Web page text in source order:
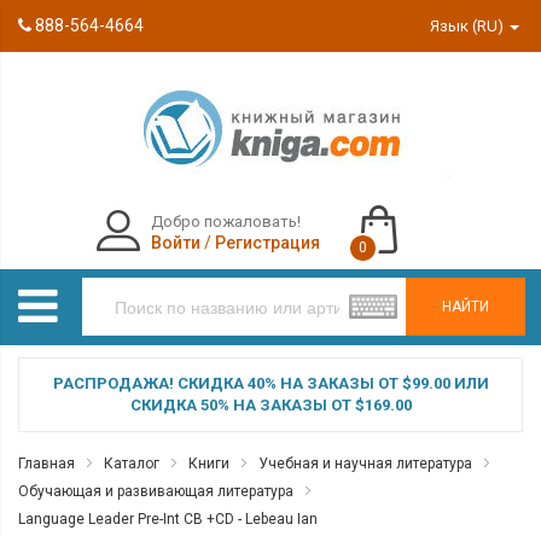
888-564-4664 Язык (RU)
НАЙТИ
Добро пожаловать!
Войти / Регистрация 0
РАСПРОДАЖА! СКИДКА 40% НА ЗАКАЗЫ ОТ $99.00 ИЛИ
СКИДКА 50% НА ЗАКАЗЫ ОТ $169.00
Главная Каталог Книги
Учебная и научная литература
Обучающая и развивающая литература
Language Leader Pre-Int CB +CD - Lebeau Ian